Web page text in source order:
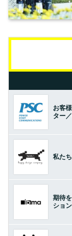
お客
ター
私た
期待
ショ